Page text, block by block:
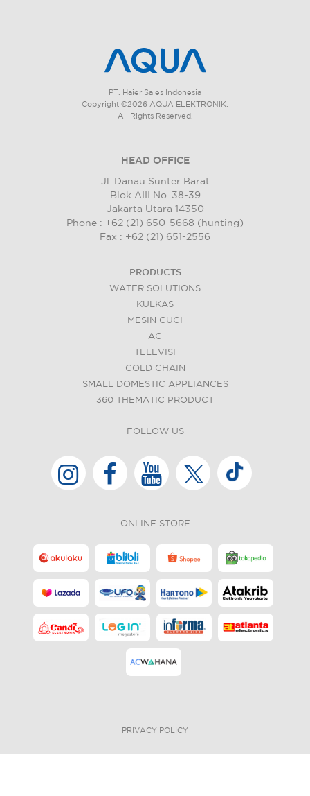
PT. Haier Sales Indonesia
Copyright ©2026 AQUA ELEKTRONIK.
All Rights Reserved.
HEAD OFFICE
Jl. Danau Sunter Barat
Blok AIII No. 38-39
Jakarta Utara 14350
Phone : +62 (21) 650-5668 (hunting)
Fax : +62 (21) 651-2556
PRODUCTS
WATER SOLUTIONS
KULKAS
MESIN CUCI
AC
TELEVISI
COLD CHAIN
SMALL DOMESTIC APPLIANCES
360 THEMATIC PRODUCT
FOLLOW US
ONLINE STORE
PRIVACY POLICY